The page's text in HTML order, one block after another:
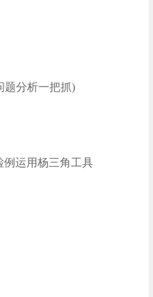
题分析一把抓)
例运用杨三角工具